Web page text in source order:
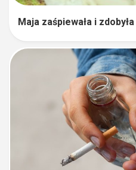
Maja zaśpiewała i